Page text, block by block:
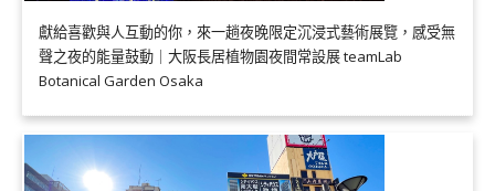
獻給喜歡與人互動的你，來一趟夜晚限定沉浸式藝術展覽，感受無
聲之夜的能量鼓動｜大阪長居植物園夜間常設展 teamLab
Botanical Garden Osaka